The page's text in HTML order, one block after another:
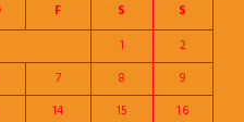
F S S
1
2
7 8
9
14 15
16